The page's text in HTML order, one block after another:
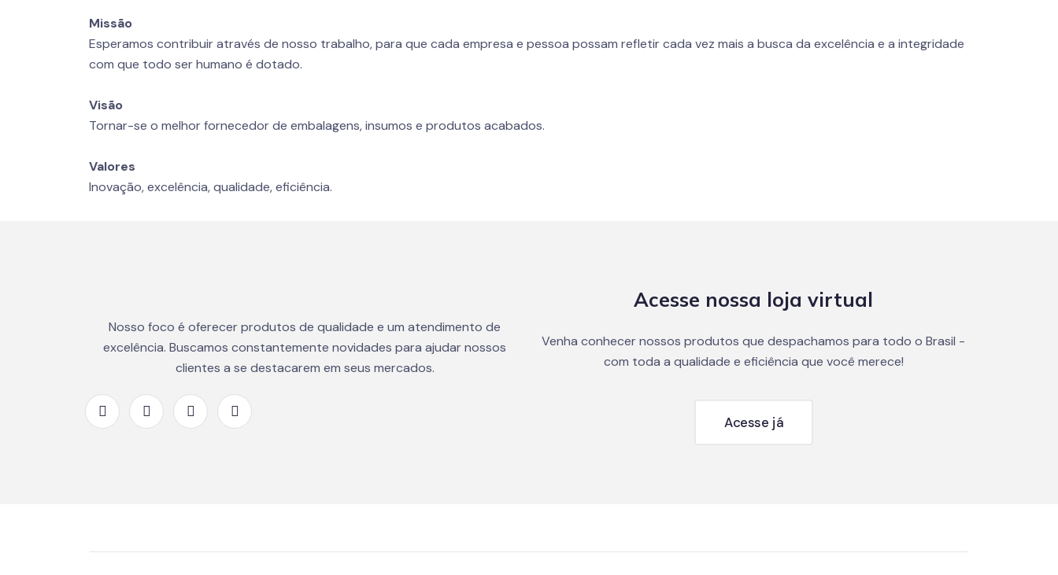
Missão
Esperamos contribuir através de nosso trabalho, para que cada empresa e pessoa possam refletir cada vez mais a busca da excelência e a integridade
com que todo ser humano é dotado.
Visão
Tornar-se o melhor fornecedor de embalagens, insumos e produtos acabados.
Valores
Inovação, excelência, qualidade, eficiência.
Nosso foco é oferecer produtos de qualidade e um atendimento de
excelência. Buscamos constantemente novidades para ajudar nossos
clientes a se destacarem em seus mercados.
Acesse nossa loja virtual
Venha conhecer nossos produtos que despachamos para todo o Brasil -
com toda a qualidade e eficiência que você merece!
Acesse já